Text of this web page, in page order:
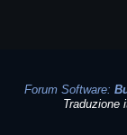
Forum Software:
Traduzione